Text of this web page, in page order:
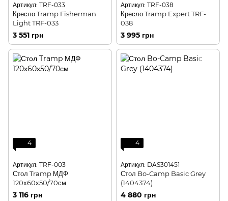
Артикул: TRF-033
Кресло Tramp Fisherman
Light TRF-033
3 551 грн
Артикул: TRF-038
Кресло Tramp Expert TRF-
038
3 995 грн
4
Артикул: TRF-003
Стол Tramp МДФ
120х60х50/70см
3 116 грн
4
Артикул: DAS301451
Стол Bo-Camp Basic Grey
(1404374)
4 880 грн